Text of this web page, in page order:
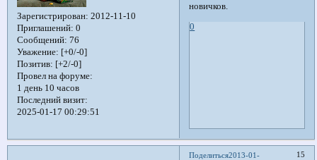
Зарегистрирован: 2012-11-10
Приглашений: 0
Сообщений: 76
Уважение: [+0/-0]
Позитив: [+2/-0]
Провел на форуме:
1 день 10 часов
Последний визит:
2025-01-17 00:29:51
новичков.
0
Поделиться 15
2013-01-